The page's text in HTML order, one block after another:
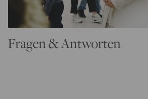
Fragen & Antworten